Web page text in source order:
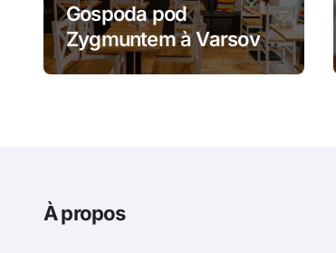
Gospoda pod
Zygmuntem à Varsovie
: barszcz aux uszka et
À propos